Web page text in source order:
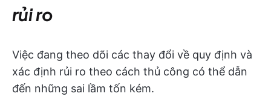
rủi ro
Việc đang theo dõi các thay đổi về quy định và
xác định rủi ro theo cách thủ công có thể dẫn
đến những sai lầm tốn kém.